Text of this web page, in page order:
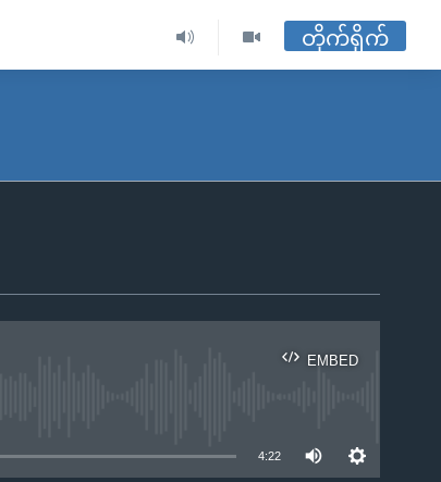
တိုက်ရိုက်
EMBED
4:22